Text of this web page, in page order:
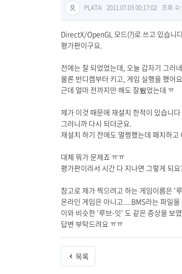
PLATA 2011.07.03 00:17:02 조회 수
DirectX/OpenGL 모드(?)로 쓰고 있습니
평가판이구요.
전에는 잘 되었었는데, 오늘 갑자기 그러네
물론 반디캠부터 키고, 게임 실행을 했어요.
근데 얼마 전까지만 해도 잘됬었는데 ㅠ
제가 이것 때문에 재설치 한적이 있습니다
그러니까 다시 되더군요.
재설치 하기 전에도 멀쩡했는데 패치하고
대체 뭐가 문제죠 ㅠㅠ
평가판이라서 시간 다 지나면 그렇게 되
참고로 제가 찍으려고 하는 게임이름은 '
온라인 게임은 아니고....BMS라는 파일을
이와 비슷한 '루브-잇' 도 같은 증상을 보였
답변 부탁드려요 ㅠㅠ
목록